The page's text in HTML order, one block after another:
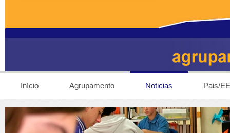
Início Agrupamento Noticias Pais/EE